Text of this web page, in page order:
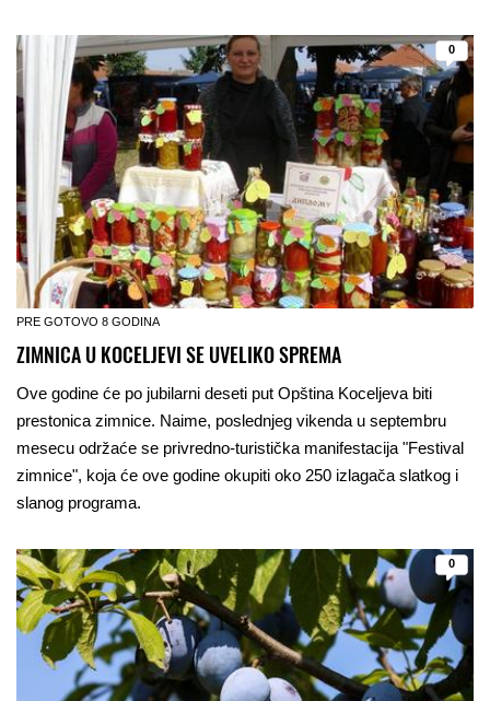
0
PRE GOTOVO 8 GODINA
ZIMNICA U KOCELJEVI SE UVELIKO SPREMA
Ove godine će po jubilarni deseti put Opština Koceljeva biti
prestonica zimnice. Naime, poslednjeg vikenda u septembru
mesecu održaće se privredno-turistička manifestacija "Festival
zimnice", koja će ove godine okupiti oko 250 izlagača slatkog i
slanog programa.
0